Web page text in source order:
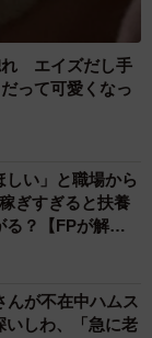
れ エイズだし手
って可愛くなっ
しい」と職場から
ぎすぎると扶養
る？【FPが解
が不在中ハムス
しわ、「急に老